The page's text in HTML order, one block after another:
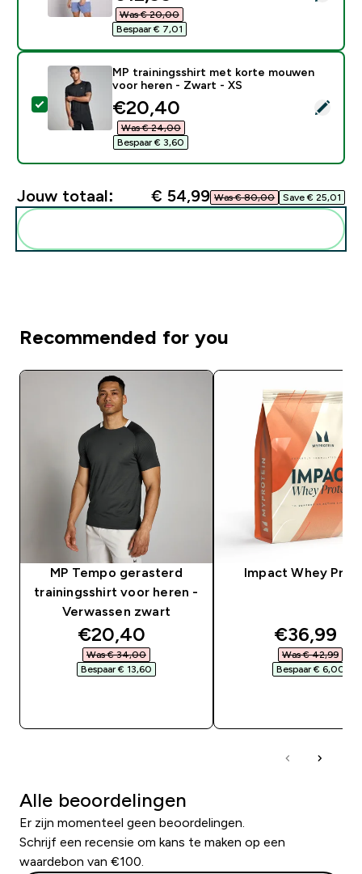
Was € 20,00‎
Bespaar € 7,01‎
Selecteer dit product - MP trainingsshirt met korte
MP trainingsshirt met korte mouwen
voor heren - Zwart - XS
discounted price
€20,40‎
Was € 24,00‎
Bespaar € 3,60‎
Jouw totaal: € 54,99‎ Was € 80,00‎ Save € 25,01‎
Recommended for you
MP Tempo gerasterd
trainingsshirt voor heren -
Verwassen zwart
discounted price
€20,40‎
Was € 34,00‎
Bespaar € 13,60‎
Impact Whey
€36,99‎
Was € 42,99‎
Bespaar € 6,00‎
Alle beoordelingen
Er zijn momenteel geen beoordelingen.
Schrijf een recensie om kans te maken op een
waardebon van €100.